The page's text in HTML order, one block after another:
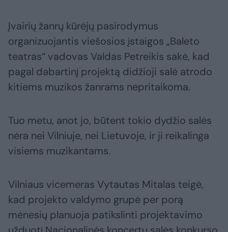
Įvairių žanrų kūrėjų pasirodymus
organizuojantis viešosios įstaigos „Baleto
teatras“ vadovas Valdas Petreikis sakė, kad
pagal dabartinį projektą didžioji salė atrodo
kitiems muzikos žanrams nepritaikoma.
Tuo metu, anot jo, būtent tokio dydžio salės
nėra nei Vilniuje, nei Lietuvoje, ir ji reikalinga
visiems muzikantams.
Vilniaus vicemeras Vytautas Mitalas teigė,
kad projekto valdymo grupė per porą
mėnesių planuoja patikslinti projektavimo